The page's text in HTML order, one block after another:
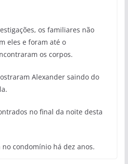
os familiares não
eles e foram até o
os corpos.
Alexander saindo do
no final da noite desta
condomínio há dez anos.